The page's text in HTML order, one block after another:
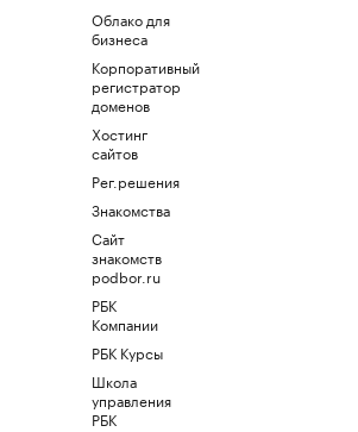
Облако для
бизнеса
Корпоративный
регистратор
доменов
Хостинг
сайтов
Рег.решения
Знакомства
Сайт
знакомств
podbor.ru
РБК
Компании
РБК Курсы
Школа
управления
РБК